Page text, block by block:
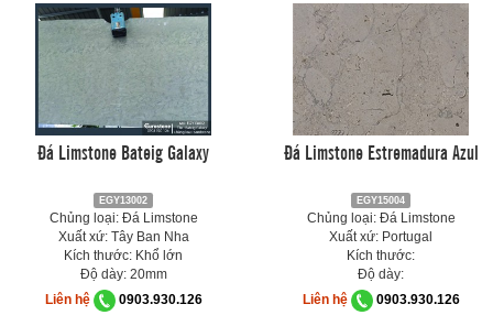
Đá Limstone Bateig Galaxy
EGY13002
Chủng loại: Đá Limstone
Xuất xứ: Tây Ban Nha
Kích thước: Khổ lớn
Độ dày: 20mm
Liên hệ
0903.930.126
Đá Limstone Estremadura Azul
EGY15004
Chủng loại: Đá Limstone
Xuất xứ: Portugal
Kích thước:
Độ dày:
Liên hệ
0903.930.126